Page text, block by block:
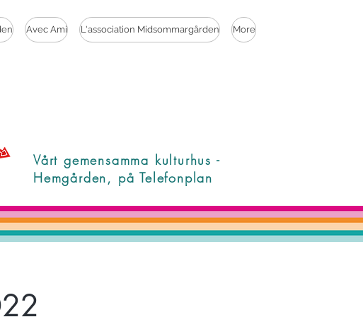
Avec Ami L'association Midsommargården More
Vårt gemensamma kulturhus -
Hemgården, på Telefonplan